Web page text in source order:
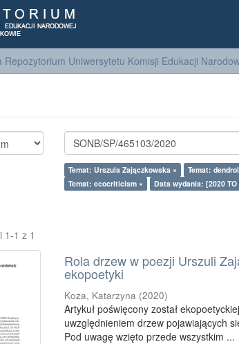
Repozytorium Uniwersytetu Komisji Edukacji
Temat: Urszula Zajączkowska × Temat:
Temat: ecocriticism ×
Data wydania: [2020 TO
1-1 z 1
Rola drzew w poezji Urszuli
ekopoetyki
Koza, Katarzyna (2020)
Artykuł poświęcony został
uwzględnieniem drzew pojawiających
Pod uwagę wzięto przede wszystkim ...